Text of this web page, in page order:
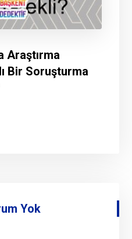
Araştırma
Bir Soruşturma
Yok